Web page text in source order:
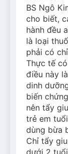
BS Ngô
cho biết,
hành đều
là loại
phải có
Thực tế
điều này
dinh
biến
nên tẩy
trẻ em
dùng bừa
Chỉ tẩy
dưới 2